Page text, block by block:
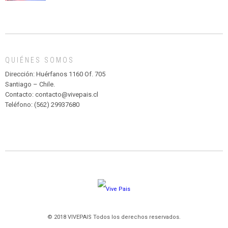
MADAGASCAR
PARQUE
HURATDO
QUIÉNES SOMOS
Dirección: Huérfanos 1160 Of. 705
Santiago – Chile.
Contacto: contacto@vivepais.cl
Teléfono: (562) 29937680
© 2018 VIVEPAIS Todos los derechos reservados.